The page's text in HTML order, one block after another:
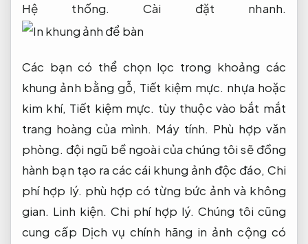
Hệ thống. Cài đặt nhanh.
Các bạn có thể chọn lọc trong khoảng các
khung ảnh bằng gỗ, Tiết kiệm mực. nhựa hoặc
kim khí, Tiết kiệm mực. tùy thuộc vào bắt mắt
trang hoàng của mình. Máy tính. Phù hợp văn
phòng. đội ngũ bề ngoài của chúng tôi sẽ đồng
hành bạn tạo ra các cái khung ảnh độc đáo, Chi
phí hợp lý. phù hợp có từng bức ảnh và không
gian. Linh kiện. Chi phí hợp lý. Chúng tôi cũng
cung cấp Dịch vụ chính hãng in ảnh cộng có